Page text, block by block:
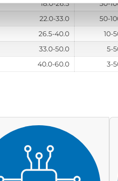
18.0-26.5 50-
22.0-33.0 50-
26.5-40.0 10-
33.0-50.0 5-
40.0-60.0 3-